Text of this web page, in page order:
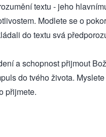
textu - jeho
Modlete se o
do textu svá
a schopnost přijmout
do tvého života.
přijmete.